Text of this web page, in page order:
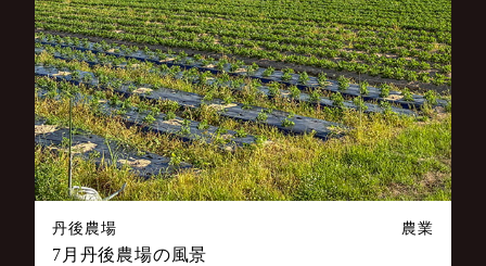
丹後農場 農業
7月丹後農場の風景